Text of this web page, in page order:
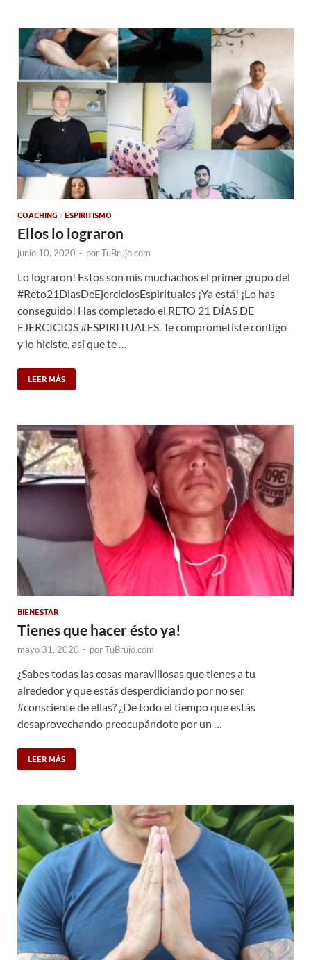
COACHING / ESPIRITISMO
Ellos lo lograron
junio 10, 2020 - porTuBrujo.com
Lo lograron! Estos son mis muchachos el primer grupo del
#Reto21DiasDeEjerciciosEspirituales ¡Ya está! ¡Lo has
conseguido! Has completado el RETO 21 DÍAS DE
EJERCICIOS #ESPIRITUALES. Te comprometiste contigo
y lo hiciste, así que te …
LEER MÁS
BIENESTAR
Tienes que hacer ésto ya!
mayo 31, 2020 - porTuBrujo.com
¿Sabes todas las cosas maravillosas que tienes a tu
alrededor y que estás desperdiciando por no ser
#consciente de ellas? ¿De todo el tiempo que estás
desaprovechando preocupándote por un …
LEER MÁS